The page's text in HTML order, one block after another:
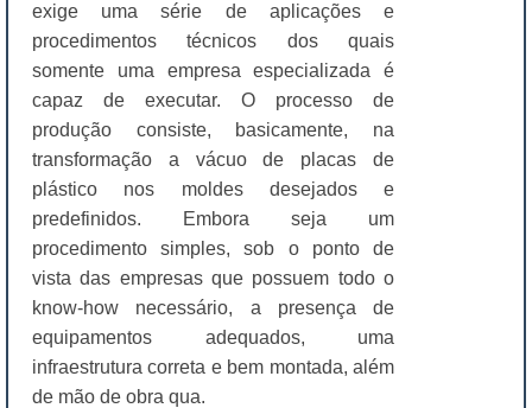
exige uma série de aplicações e
procedimentos técnicos dos quais
somente uma empresa especializada é
capaz de executar. O processo de
produção consiste, basicamente, na
transformação a vácuo de placas de
plástico nos moldes desejados e
predefinidos. Embora seja um
procedimento simples, sob o ponto de
vista das empresas que possuem todo o
know-how necessário, a presença de
equipamentos adequados, uma
infraestrutura correta e bem montada, além
de mão de obra qua.